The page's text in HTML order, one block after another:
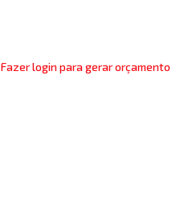
Fazer login para gerar orçamento